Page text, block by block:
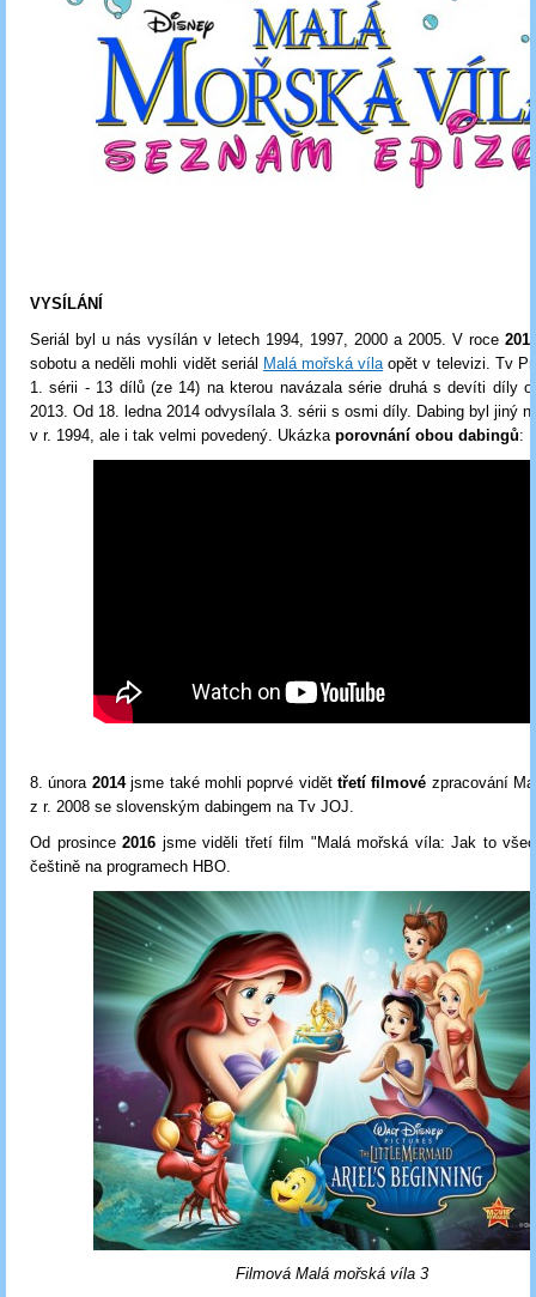
VYSÍLÁNÍ
Seriál byl u nás vysílán v letech 1994, 1997, 2000 a 2005. V roce
sobotu a neděli mohli vidět seriál Malá mořská vílaopět v televizi. Tv
1. sérii - 13 dílů (ze 14) na kterou navázala série druhá s devíti díly
2013. Od 18. ledna 2014 odvysílala 3. sérii s osmi díly. Dabing byl jiný
v r. 1994, ale i tak velmi povedený. Ukázka porovnání obou dabingů:
8. února 2014jsme také mohli poprvé viděttřetí filmové zpracování
z r. 2008 se slovenským dabingem na Tv JOJ.
Od prosince2016 jsme viděli třetí film "Malá mořská víla: Jak to
češtině na programech HBO.
Filmová Malá mořská víla 3